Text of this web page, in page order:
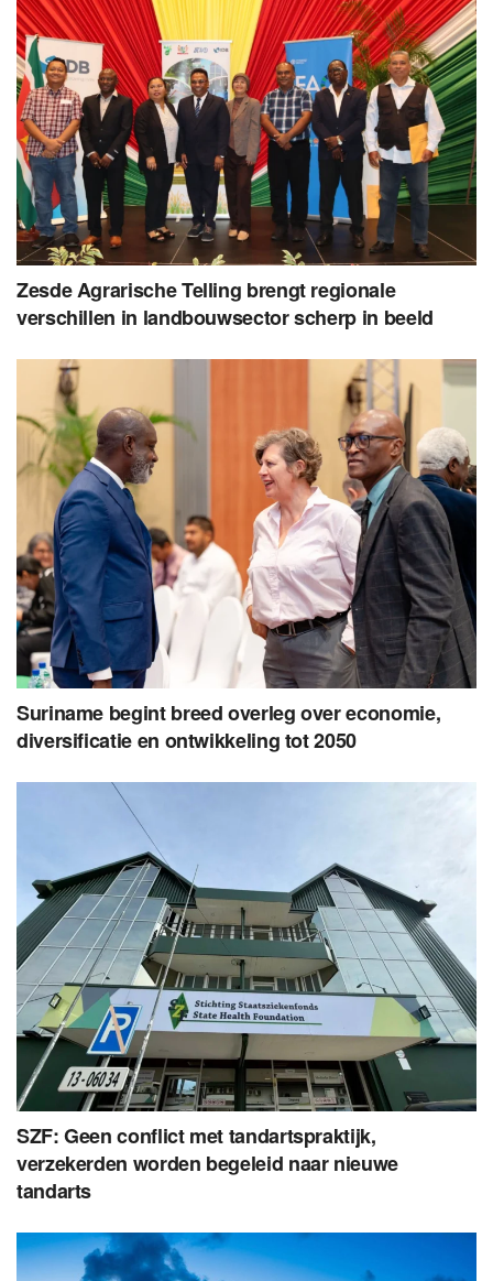
Zesde Agrarische Telling brengt regionale
verschillen in landbouwsector scherp in beeld
Suriname begint breed overleg over economie,
diversificatie en ontwikkeling tot 2050
SZF: Geen conflict met tandartspraktijk,
verzekerden worden begeleid naar nieuwe
tandarts